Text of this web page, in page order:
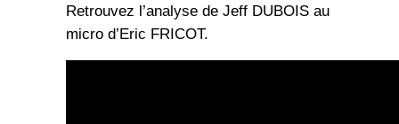
Retrouvez l’analyse de Jeff DUBOIS au
micro d’Eric FRICOT.